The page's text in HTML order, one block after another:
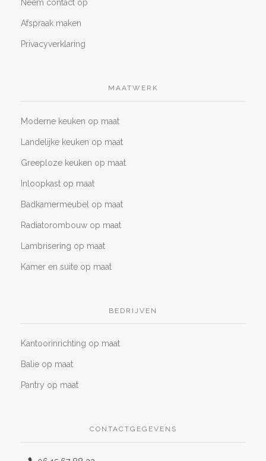
Neem contact op
Afspraak maken
Privacyverklaring
MAATWERK
Moderne keuken op maat
Landelijke keuken op maat
Greeploze keuken op maat
Inloopkast op maat
Badkamermeubel op maat
Radiatorombouw op maat
Lambrisering op maat
Kamer en suite op maat
BEDRIJVEN
Kantoorinrichting op maat
Balie op maat
Pantry op maat
CONTACTGEGEVENS